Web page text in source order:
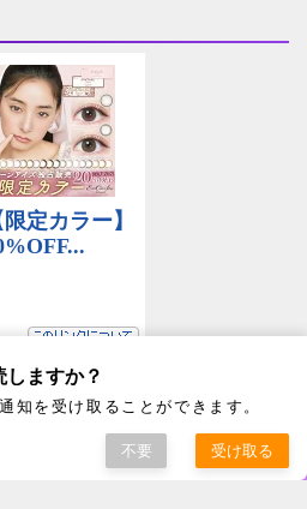
ますか？
知を受け取ることができます。
不要 受け取る